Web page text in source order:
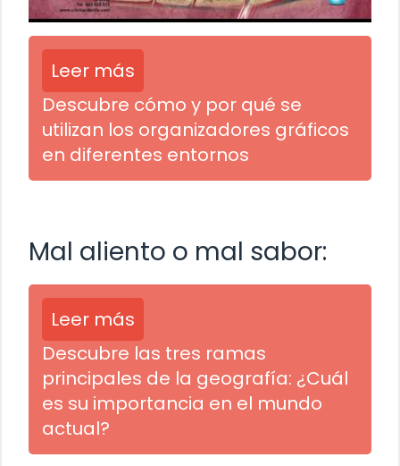
Leer más
Descubre cómo y por qué se
utilizan los organizadores gráficos
en diferentes entornos
Mal aliento o mal sabor:
Leer más
Descubre las tres ramas
principales de la geografía: ¿Cuál
es su importancia en el mundo
actual?